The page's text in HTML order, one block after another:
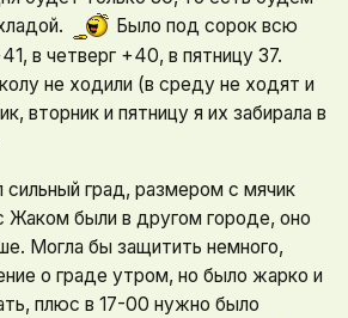
Было под сорок всю
в четверг +40, в пятницу 37.
не ходили (в среду не ходят и
вторник и пятницу я их забирала в
град, размером с мячик
Жаком были в другом городе, оно
Могла бы защитить немного,
о граде утром, но было жарко и
плюс в 17-00 нужно было